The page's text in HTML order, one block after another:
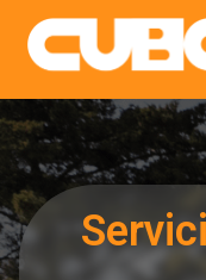
Tu solución en